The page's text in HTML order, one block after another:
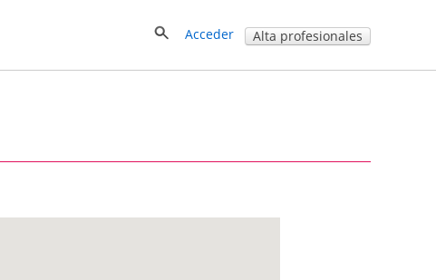
Acceder Alta profesionales